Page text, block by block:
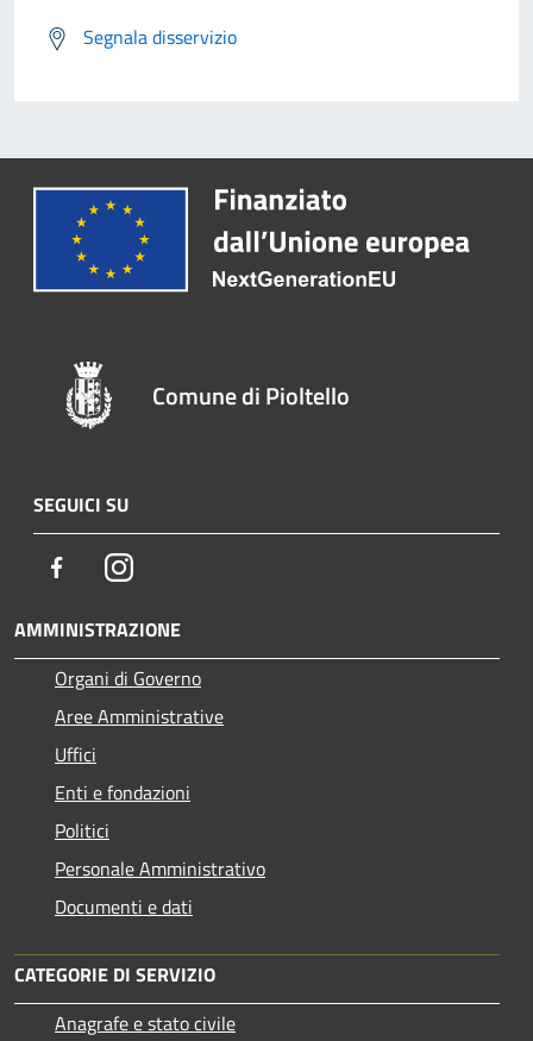
Segnala disservizio
Comune di Pioltello
SEGUICI SU
FacebookInstagram
AMMINISTRAZIONE
Organi di Governo
Aree Amministrative
Uffici
Enti e fondazioni
Politici
Personale Amministrativo
Documenti e dati
CATEGORIE DI SERVIZIO
Anagrafe e stato civile